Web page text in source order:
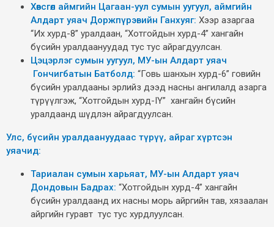
Хөвсгөл аймгийн Цагаан-уул сумын уугуул, аймгийн
Алдарт уяач Доржпүрэвийн Ганхуяг: Хээр азаргаа
“Их хурд-8” уралдаан, “Хотгойдын хурд-4” хангайн
бүсийн уралдаануудад тус тус айрагдуулсан.
Цэцэрлэг сумын уугуул, МУ-ын Алдарт уяач
Гончигбатын Батболд: “Говь шанхын хурд-6” говийн
бүсийн уралдааны эрлийз дээд насны ангилалд азарга
түрүүлгэж, “Хотгойдын хурд-IY” хангайн бүсийн
уралдаанд шүдлэн айрагдуулсан.
Улс, бүсийн уралдаануудаас түрүү, айраг хүртсэн
уяачид:
Тариалан сумын харьяат, МУ-ын Алдарт уяач
Дондовын Бадрах: “Хотгойдын хурд-4” хангайн
бүсийн уралдаанд их насны морь айргийн тав, хязаалан
айргийн гуравт тус тус хурдлуулсан.